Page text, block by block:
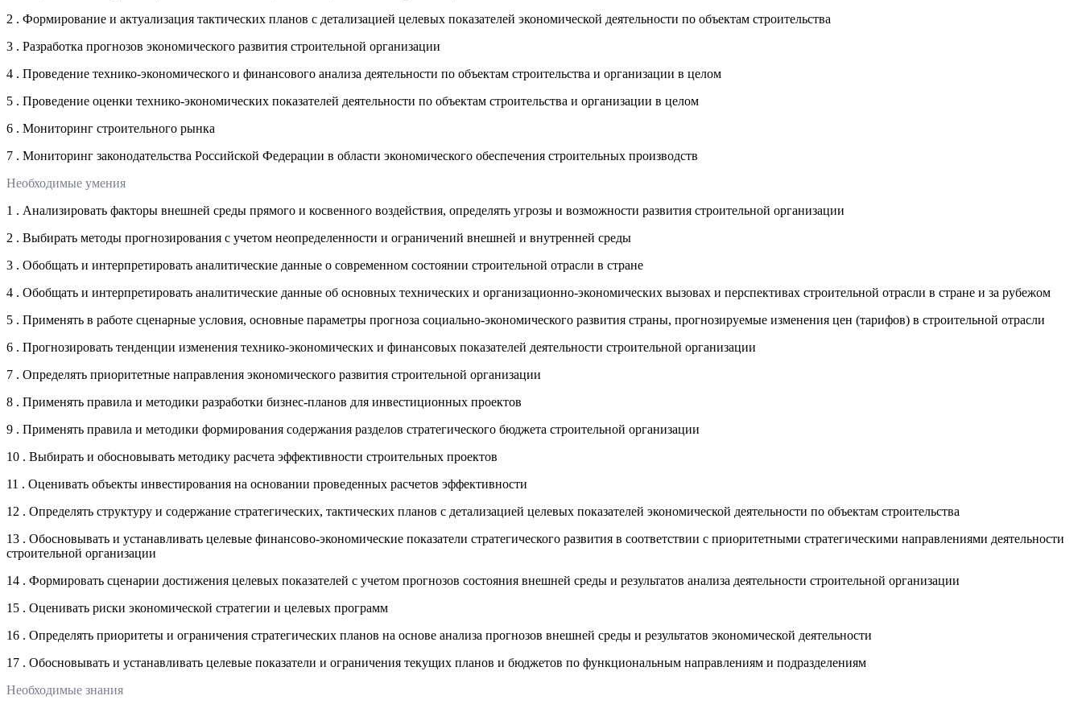
2 . Формирование и актуализация тактических планов с детализацией целевых показателей экономической деятельности по объектам строительства
3 . Разработка прогнозов экономического развития строительной организации
4 . Проведение технико-экономического и финансового анализа деятельности по объектам строительства и организации в целом
5 . Проведение оценки технико-экономических показателей деятельности по объектам строительства и организации в целом
6 . Мониторинг строительного рынка
7 . Мониторинг законодательства Российской Федерации в области экономического обеспечения строительных производств
Необходимые умения
1 . Анализировать факторы внешней среды прямого и косвенного воздействия, определять угрозы и возможности развития строительной организации
2 . Выбирать методы прогнозирования с учетом неопределенности и ограничений внешней и внутренней среды
3 . Обобщать и интерпретировать аналитические данные о современном состоянии строительной отрасли в стране
4 . Обобщать и интерпретировать аналитические данные об основных технических и организационно-экономических вызовах и перспективах строительной отрасли в стране и за рубежом
5 . Применять в работе сценарные условия, основные параметры прогноза социально-экономического развития страны, прогнозируемые изменения цен (тарифов) в строительной отрасли
6 . Прогнозировать тенденции изменения технико-экономических и финансовых показателей деятельности строительной организации
7 . Определять приоритетные направления экономического развития строительной организации
8 . Применять правила и методики разработки бизнес-планов для инвестиционных проектов
9 . Применять правила и методики формирования содержания разделов стратегического бюджета строительной организации
10 . Выбирать и обосновывать методику расчета эффективности строительных проектов
11 . Оценивать объекты инвестирования на основании проведенных расчетов эффективности
12 . Определять структуру и содержание стратегических, тактических планов с детализацией целевых показателей экономической деятельности по объектам строительства
13 . Обосновывать и устанавливать целевые финансово-экономические показатели стратегического развития в соответствии с приоритетными стратегическими направлениями деятельности
строительной организации
14 . Формировать сценарии достижения целевых показателей с учетом прогнозов состояния внешней среды и результатов анализа деятельности строительной организации
15 . Оценивать риски экономической стратегии и целевых программ
16 . Определять приоритеты и ограничения стратегических планов на основе анализа прогнозов внешней среды и результатов экономической деятельности
17 . Обосновывать и устанавливать целевые показатели и ограничения текущих планов и бюджетов по функциональным направлениям и подразделениям
Необходимые знания